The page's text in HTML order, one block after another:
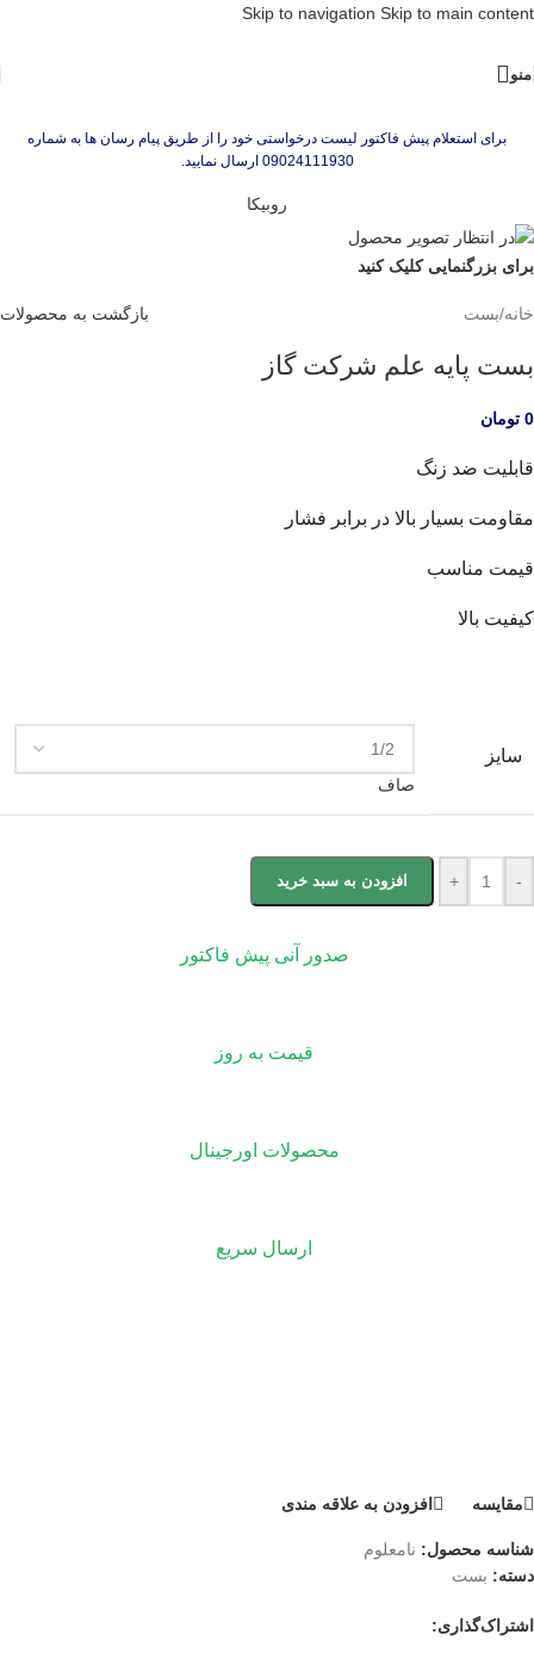
Skip to navigation Skip to main content
منو
برای استعلام پیش فاکتور لیست درخواستی خود را از طریق پیام رسان ها به شماره
09024111930 ارسال نمایید.
روبیکا
برای بزرگنمایی کلیک کنید
خانه/بست بازگشت به محصولات
بست پایه علم شرکت گاز
0 تومان
قابلیت ضد زنگ
مقاومت بسیار بالا در برابر فشار
قیمت مناسب
کیفیت بالا
سایز
صاف
-
+ افزودن به سبد خرید
صدور آنی پیش فاکتور
قیمت به روز
محصولات اورجینال
ارسال سریع
مقايسه افزودن به علاقه مندی
شناسه محصول: نامعلوم
دسته: بست
اشتراک‌گذاری: